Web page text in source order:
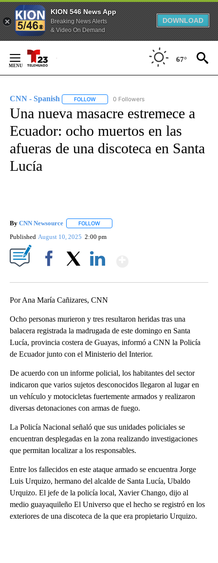
KION 546 News App
Breaking News Alerts
& Video On Demand
DOWNLOAD
Content
67°
CNN - Spanish FOLLOW FOLLOW "CNN - SPANISH" TO RECEIVE
0 Followers
Una nueva masacre estremece a
Ecuador: ocho muertos en las
afueras de una discoteca en Santa
Lucía
By CNN Newsource FOLLOW
Published August 10, 2025 2:00 pm
Por Ana María Cañizares, CNN
Ocho personas murieron y tres resultaron heridas tras una
balacera registrada la madrugada de este domingo en Santa
Lucía, provincia costera de Guayas, informó a CNN la Policía
de Ecuador junto con el Ministerio del Interior.
De acuerdo con un informe policial, los habitantes del sector
indicaron que varios sujetos desconocidos llegaron al lugar en
un vehículo y motocicletas fuertemente armados y realizaron
diversas detonaciones con armas de fuego.
La Policía Nacional señaló que sus unidades policiales se
encuentran desplegadas en la zona realizando investigaciones
que permitan localizar a los responsables.
Entre los fallecidos en este ataque armado se encuentra Jorge
Luis Urquizo, hermano del alcalde de Santa Lucía, Ubaldo
Urquizo. El jefe de la policía local, Xavier Chango, dijo al
medio guayaquileño El Universo que el hecho se registró en los
exteriores de una discoteca de la que era propietario Urquizo.